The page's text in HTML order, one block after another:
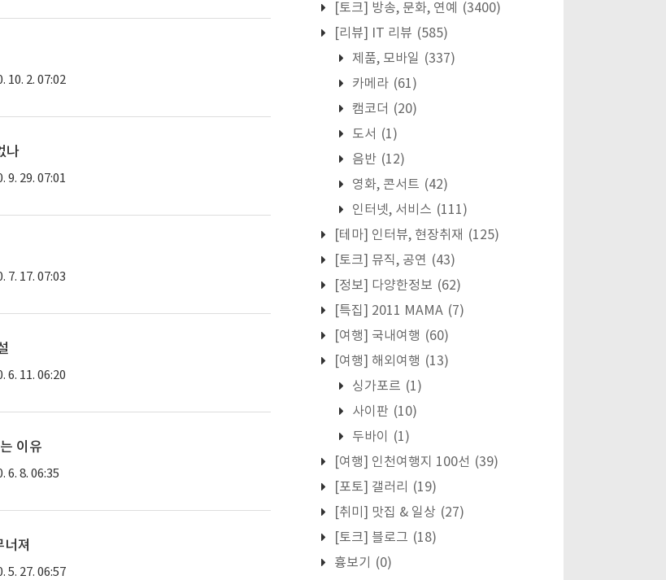
10. 2. 07:02
나
9. 29. 07:01
7. 17. 07:03
6. 11. 06:20
이유
6. 8. 06:35
져
5. 27. 06:57
[토크] 방송, 문화, 연예
(3400)
[리뷰] IT 리뷰 (585)
제품, 모바일 (337)
카메라 (61)
캠코더 (20)
도서 (1)
음반 (12)
영화, 콘서트 (42)
인터넷, 서비스 (111)
[테마] 인터뷰, 현장취재 (125)
[토크] 뮤직, 공연 (43)
[정보] 다양한정보 (62)
[특집] 2011 MAMA (7)
[여행] 국내여행 (60)
[여행] 해외여행 (13)
싱가포르 (1)
사이판 (10)
두바이
(1)
[여행] 인천여행지 100선 (39)
[포토] 갤러리
(19)
[취미] 맛집 & 일상 (27)
[토크] 블로그 (18)
흉보기
(0)